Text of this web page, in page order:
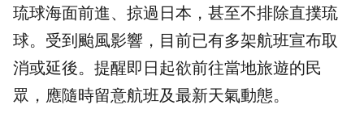
琉球海面前進、掠過 日本 ，甚至不排除直撲琉
球。受到颱風影響，目前已有多架航班宣布取
消或延後。提醒即日起欲前往當地旅遊的民
眾，應隨時留意航班及最新天氣動態。